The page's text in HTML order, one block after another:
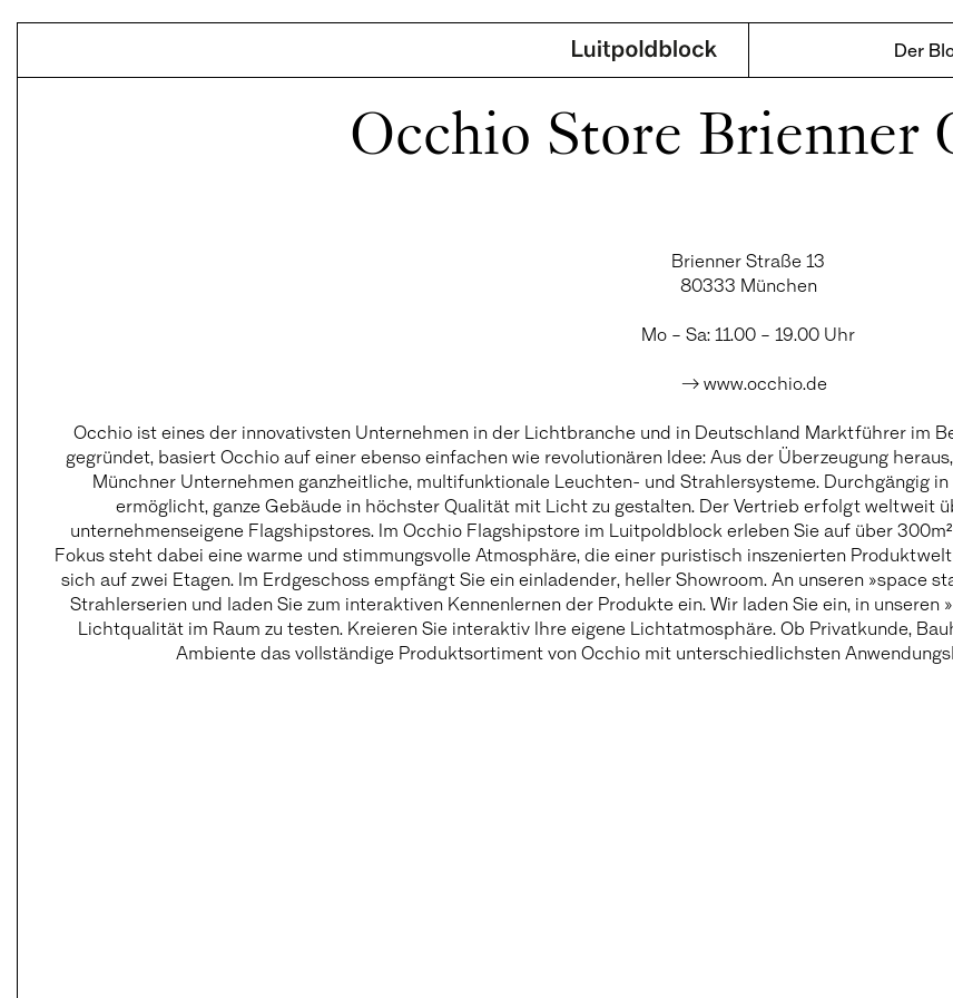
Der
Occhio Store Brienner
Brienner Straße 13
80333 München
Mo – Sa: 11.00 – 19.00 Uhr
→ www.occhio.de
Occhio ist eines der innovativsten Unternehmen in der Lichtbranche und in Deutschland Marktführer im
gegründet, basiert Occhio auf einer ebenso einfachen wie revolutionären Idee: Aus der Überzeugung
Münchner Unternehmen ganzheitliche, multifunktionale Leuchten- und Strahlersysteme. Durchgängig
ermöglicht, ganze Gebäude in höchster Qualität mit Licht zu gestalten. Der Vertrieb erfolgt weltweit
unternehmenseigene Flagshipstores. Im Occhio Flagshipstore im Luitpoldblock erleben Sie auf über
Fokus steht dabei eine warme und stimmungsvolle Atmosphäre, die einer puristisch inszenierten
sich auf zwei Etagen. Im Erdgeschoss empfängt Sie ein einladender, heller Showroom. An unseren »space
Strahlerserien und laden Sie zum interaktiven Kennenlernen der Produkte ein. Wir laden Sie ein, in
Lichtqualität im Raum zu testen. Kreieren Sie interaktiv Ihre eigene Lichtatmosphäre. Ob Privatkunde,
Ambiente das vollständige Produktsortiment von Occhio mit unterschiedlichsten